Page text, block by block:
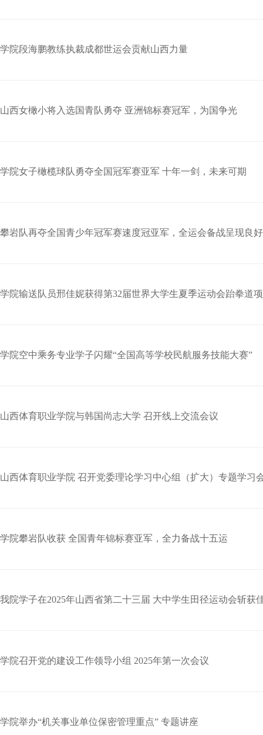
学院段海鹏教练执裁成都世运会贡献山西力量
山西女橄小将入选国青队勇夺 亚洲锦标赛冠军，为国争光
学院女子橄榄球队勇夺全国冠军赛亚军 十年一剑，未来可期
攀岩队再夺全国青少年冠军赛速度冠亚军，全运会备战呈现良
学院输送队员邢佳妮获得第32届世界大学生夏季运动会跆拳道
学院空中乘务专业学子闪耀“全国高等学校民航服务技能大赛”
山西体育职业学院与韩国尚志大学 召开线上交流会议
山西体育职业学院 召开党委理论学习中心组（扩大）专题学习
学院攀岩队收获 全国青年锦标赛亚军，全力备战十五运
我院学子在2025年山西省第二十三届 大中学生田径运动会斩获
学院召开党的建设工作领导小组 2025年第一次会议
学院举办“机关事业单位保密管理重点” 专题讲座